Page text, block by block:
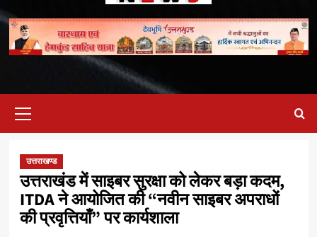
Menu
उत्तराखण्ड
उत्तराखंड में साइबर सुरक्षा को लेकर बड़ा कदम,
ITDA ने आयोजित की “नवीन साइबर अपराधों
की प्रवृत्तियाँ” पर कार्यशाला